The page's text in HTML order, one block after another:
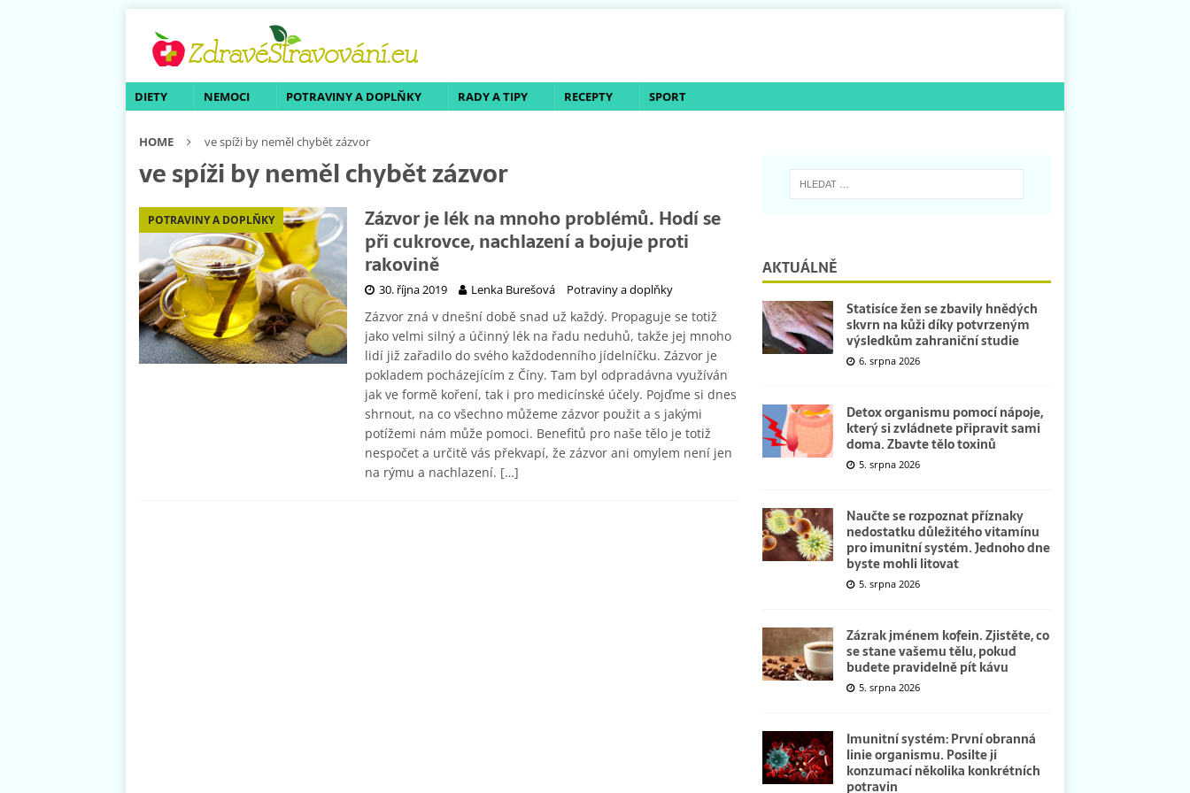
DIETY NEMOCI POTRAVINY A DOPLŇKY RADY A TIPY RECEPTY SPORT
HOME ve spíži by neměl chybět zázvor
ve spíži by neměl chybět zázvor
POTRAVINY A DOPLŇKY
Zázvor je lék na mnoho problémů. Hodí se
při cukrovce, nachlazení a bojuje proti
rakovině
30. října 2019 Lenka Burešová Potraviny a doplňky
Zázvor zná v dnešní době snad už každý. Propaguje se totiž
jako velmi silný a účinný lék na řadu neduhů, takže jej mnoho
lidí již zařadilo do svého každodenního jídelníčku. Zázvor je
pokladem pocházejícím z Číny. Tam byl odpradávna využíván
jak ve formě koření, tak i pro medicínské účely. Pojďme si dnes
shrnout, na co všechno můžeme zázvor použit a s jakými
potížemi nám může pomoci. Benefitů pro naše tělo je totiž
nespočet a určitě vás překvapí, že zázvor ani omylem není jen
na rýmu a nachlazení. […]
AKTUÁLNĚ
Statisíce žen se zbavily hnědých
skvrn na kůži díky potvrzeným
výsledkům zahraniční studie
6. srpna 2026
Detox organismu pomocí nápoje,
který si zvládnete připravit sami
doma. Zbavte tělo toxinů
5. srpna 2026
Naučte se rozpoznat příznaky
nedostatku důležitého vitamínu
pro imunitní systém. Jednoho dne
byste mohli litovat
5. srpna 2026
Zázrak jménem kofein. Zjistěte, co
se stane vašemu tělu, pokud
budete pravidelně pít kávu
5. srpna 2026
Imunitní systém: První obranná
linie organismu. Posilte ji
konzumací několika konkrétních
potravin